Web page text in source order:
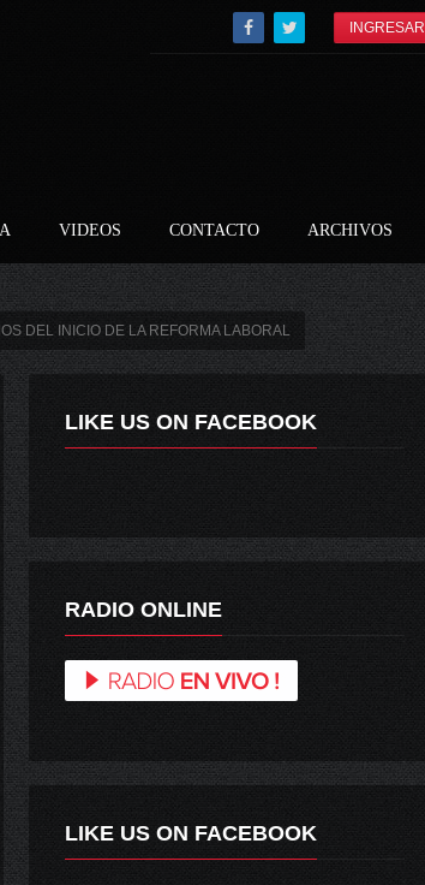
INGRESAR
VIDEOS CONTACTO ARCHIVOS
DEL INICIO DE LA REFORMA LABORAL
LIKE US ON FACEBOOK
RADIO ONLINE
LIKE US ON FACEBOOK